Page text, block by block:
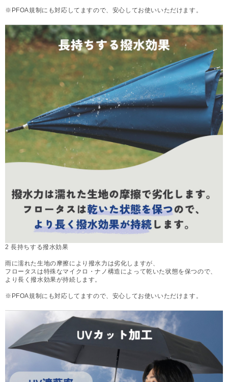
※PFOA規制にも対応してますので、安心してお使いいただけます。
2 長持ちする撥水効果
雨に濡れた生地の摩擦により撥水力は劣化しますが、
フロータスは特殊なマイクロ・ナノ構造によって乾いた状態を保つので、
より長く撥水効果が持続します。
※PFOA規制にも対応してますので、安心してお使いいただけます。